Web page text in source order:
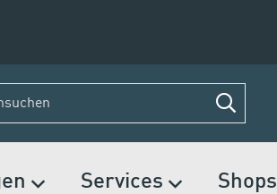
Services Shops